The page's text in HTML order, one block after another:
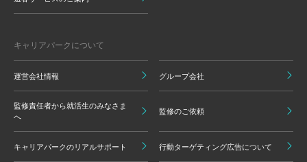
キャリアパークについて
運営会社情報 グループ会社
監修責任者から就活生のみなさま
へ
監修のご依頼
キャリアパークのリアルサポート 行動ターゲティング広告について